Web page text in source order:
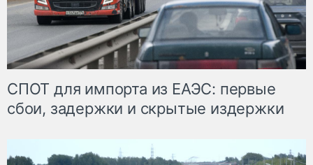
СПОТ для импорта из ЕАЭС: первые
сбои, задержки и скрытые издержки